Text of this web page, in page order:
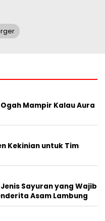
Mampir Kalau Aura
Kekinian untuk Tim
Sayuran yang Wajib
Asam Lambung